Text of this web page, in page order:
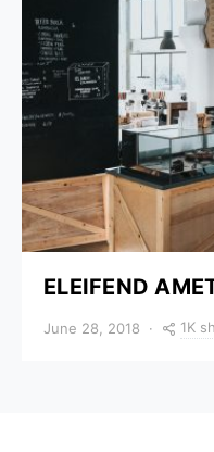
ELEIFEND
June 28, 2018 1K